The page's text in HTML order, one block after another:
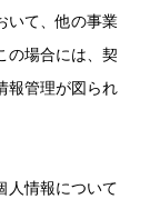
いて、他の事業
の場合には、契
報管理が図られ
人情報について